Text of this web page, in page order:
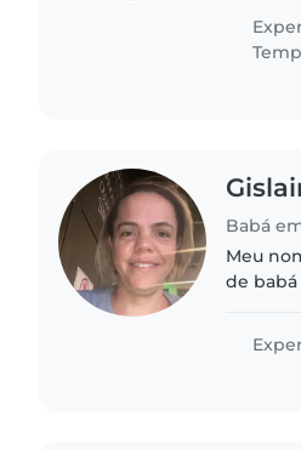
com
Babá
Meu
de
pessoa